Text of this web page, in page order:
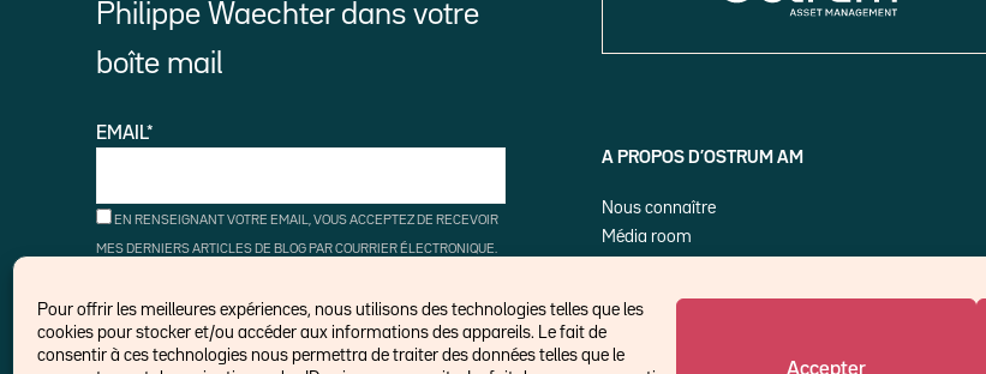
Pour offrir les meilleures expériences, nous utilisons des technologies telles que les
cookies pour stocker et/ou accéder aux informations des appareils. Le fait de
consentir à ces technologies nous permettra de traiter des données telles que le
Accepter
Philippe Waechter dans votre
boîte mail
EMAIL*
EN RENSEIGNANT VOTRE EMAIL, VOUS ACCEPTEZ DE RECEVOIR
MES DERNIERS ARTICLES DE BLOG PAR COURRIER ÉLECTRONIQUE.
LIENS DE DÉSINSCRIPTION.
A PROPOS D’OSTRUM AM
Nous connaître
Média room